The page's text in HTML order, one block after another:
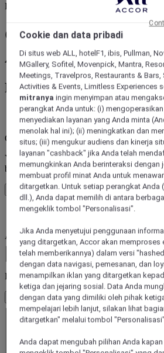
Destinasi Anda berikutnya
CORSE DU SUD :
Anda
Pesan hotel dari 45+
kesalahan
Core booking engine
You’ll be redirected to Accor website to
book your stay
Tutup jendela
kesalahan
Anda pergi ke mana saja?
Booking Dates
Kamar & Tamu
1 Kamar - 1 Tamu
Kamar 1
Kamar 1
- Hapus orang dewasa
Cookie dan data pribadi
Di situs web ALL, hotelF1, ibis, Pullman,
MGallery, Sofitel, Movenpick, Mantra,
Meetings, Travelpros, Restaurants & Bars,
Activities & Events, Limitless Experiences
mitranya ingin menyimpan atau
perangkat Anda untuk: (i)
menyediakan layanan yang Anda minta
menolak hal ini); (ii) meningkatkan dan
situs; (iii) mengukur audiens dan kinerja
layanan "cashback" jika Anda telah
memungkinkan Anda berinteraksi dengan
membuat profil minat Anda untuk
ditargetkan. Untuk setiap perangkat Anda
dll.), Anda dapat memilih di antara
mengeklik tombol "Personalisasi".
Jika Anda menyetujui penggunaan
yang ditargetkan, Accor akan memproses
telah memberikannya) dalam versi
dengan data navigasi, pemesanan, dan
menampilkan iklan yang ditargetkan
ketiga dan jejaring sosial. Data Anda
dengan data yang dimiliki oleh pihak
mempelajari lebih lanjut, silakan lihat
ditargetkan" melalui tombol
Anda dapat mengubah pilihan Anda